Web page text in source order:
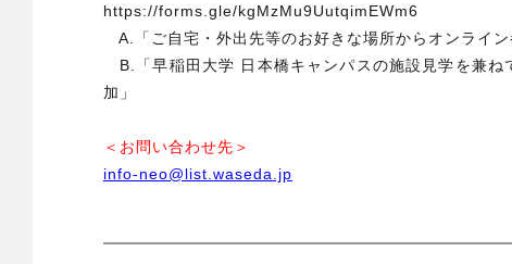
https://forms.gle/kgMzMu9UutqimEWm6
A.「ご自宅・外出先等のお好きな場所からオンライン
B.「早稲田大学 日本橋キャンパスの施設見学を兼ね
加」
＜お問い合わせ先＞
info-neo@list.waseda.jp